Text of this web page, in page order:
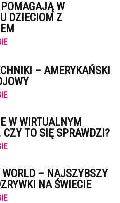
POMAGAJĄ W
DZIECIOM Z
– AMERYKAŃSKI
W WIRTUALNYM
CZY TO SIĘ SPRAWDZI?
WORLD – NAJSZYBSZY
NA ŚWIECIE